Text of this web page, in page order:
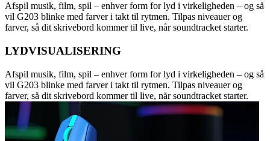
Afspil musik, film, spil – enhver form for lyd i virkeligheden – og så
vil G203 blinke med farver i takt til rytmen. Tilpas niveauer og
farver, så dit skrivebord kommer til live, når soundtracket starter.
LYDVISUALISERING
Afspil musik, film, spil – enhver form for lyd i virkeligheden – og så
vil G203 blinke med farver i takt til rytmen. Tilpas niveauer og
farver, så dit skrivebord kommer til live, når soundtracket starter.